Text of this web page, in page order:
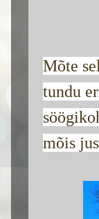
Mõte
tundu
mõis